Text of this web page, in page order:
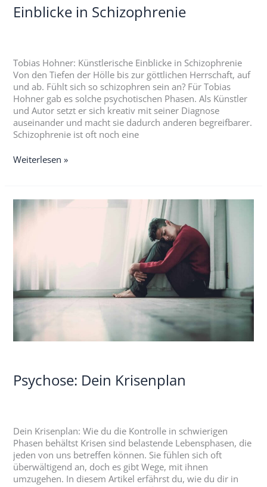
Einblicke in Schizophrenie
Tobias Hohner: Künstlerische Einblicke in Schizophrenie
Von den Tiefen der Hölle bis zur göttlichen Herrschaft, auf
und ab. Fühlt sich so schizophren sein an? Für Tobias
Hohner gab es solche psychotischen Phasen. Als Künstler
und Autor setzt er sich kreativ mit seiner Diagnose
auseinander und macht sie dadurch anderen begreifbarer.
Schizophrenie ist oft noch eine
Weiterlesen »
Psychose: Dein Krisenplan
Dein Krisenplan: Wie du die Kontrolle in schwierigen
Phasen behältst Krisen sind belastende Lebensphasen, die
jeden von uns betreffen können. Sie fühlen sich oft
überwältigend an, doch es gibt Wege, mit ihnen
umzugehen. In diesem Artikel erfährst du, wie du dir in
Psychose:
Dein
Krisenplan